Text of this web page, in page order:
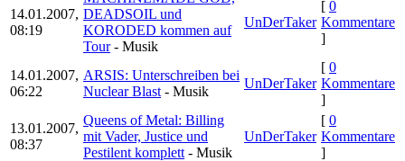
14.01.2007,
08:19
DEADSOIL und
KORODED kommen auf
Tour- Musik
UnDerTaker
[ 0
Kommentare
]
14.01.2007,
06:22
ARSIS: Unterschreiben bei
Nuclear Blast - Musik
UnDerTaker
[ 0
Kommentare
]
13.01.2007,
08:37
Queens of Metal: Billing
mit Vader, Justice und
Pestilent komplett - Musik
UnDerTaker
[ 0
Kommentare
]